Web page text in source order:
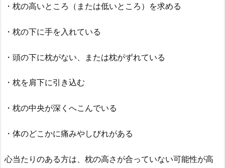
・枕の高いところ（または低いところ）を求める
・枕の下に手を入れている
・頭の下に枕がない、または枕がずれている
・枕を肩下に引き込む
・枕の中央が深くへこんでいる
・体のどこかに痛みやしびれがある
心当たりのある方は、枕の高さが合っていない可能性が高